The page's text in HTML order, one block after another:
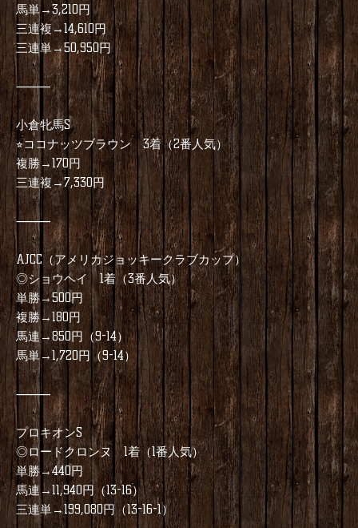
馬単→3,210円
三連複→14,610円
三連単→50,950円
⸻
小倉牝馬S
⭐︎ココナッツブラウン 3着（2番人気）
複勝→170円
三連複→7,330円
⸻
AJCC（アメリカジョッキークラブカップ）
◎ショウヘイ 1着（3番人気）
単勝→500円
複勝→180円
馬連→850円（9-14）
馬単→1,720円（9-14）
⸻
プロキオンS
◎ロードクロンヌ 1着（1番人気）
単勝→440円
馬連→11,940円（13-16）
三連単→199,080円（13-16-1）